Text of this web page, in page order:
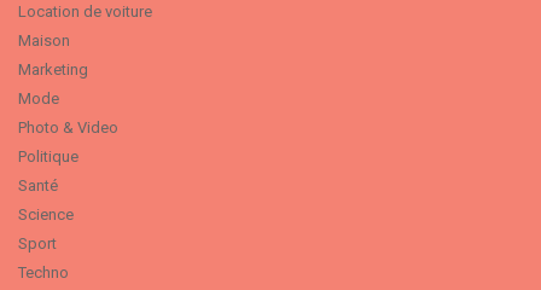
Location de voiture
Maison
Marketing
Mode
Photo & Video
Politique
Santé
Science
Sport
Techno